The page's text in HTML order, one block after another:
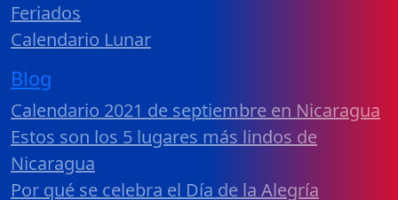
Feriados
Calendario Lunar
Blog
Calendario 2021 de septiembre en Nicaragua
Estos son los 5 lugares más lindos de
Nicaragua
Por qué se celebra el Día de la Alegría